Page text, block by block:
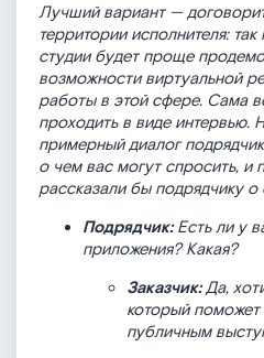
Лучший вариант —
территории исполнителя:
студии будет проще
возможности виртуальной
работы в этой сфере. Сама
проходить в виде интервью.
примерный диалог
о чем вас могут спросить, и
рассказали бы подрядчику о
Подрядчик:Есть ли у
приложения? Какая?
Заказчик:Да,
который поможет
публичным